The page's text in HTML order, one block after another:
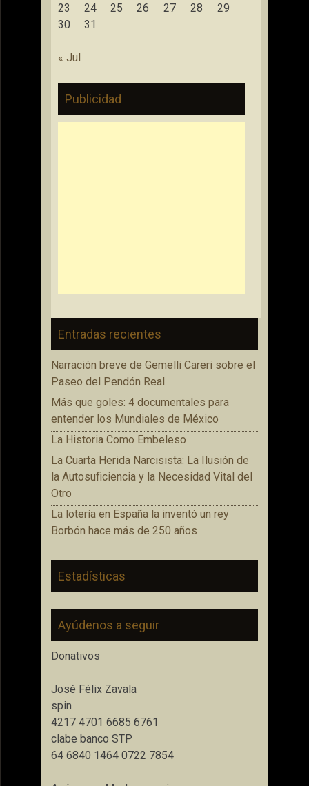
23
24 25 26 27 28
29
30
31
« Jul
Publicidad
Entradas recientes
Narración breve de Gemelli Careri sobre el
Paseo del Pendón Real
Más que goles: 4 documentales para
entender los Mundiales de México
La Historia Como Embeleso
La Cuarta Herida Narcisista: La Ilusión de
la Autosuficiencia y la Necesidad Vital del
Otro
La lotería en España la inventó un rey
Borbón hace más de 250 años
Estadísticas
Ayúdenos a seguir
Donativos
José Félix Zavala
spin
4217 4701 6685 6761
clabe banco STP
64 6840 1464 0722 7854